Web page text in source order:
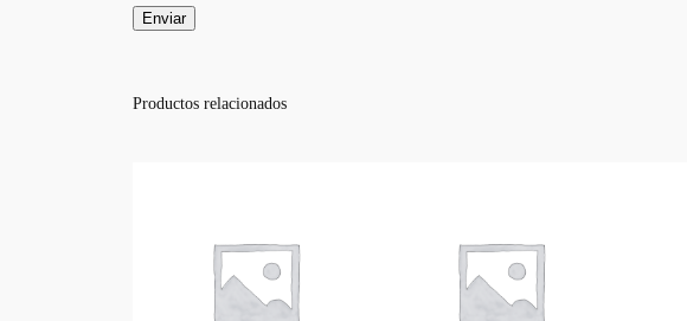
Productos relacionados